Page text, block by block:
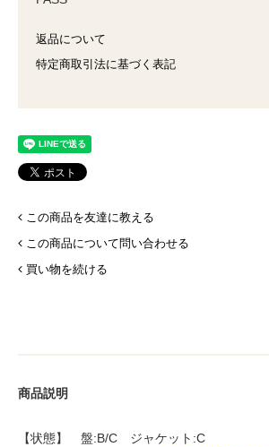
返品について
特定商取引法に基づく表記
この商品を友達に教える
この商品について問い合わせる
買い物を続ける
商品説明
【状態】 盤:B/C ジャケット:C